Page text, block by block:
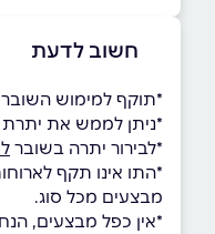
חשוב לדעת
*תוקף למימוש השובר- 5
*ניתן לממש את
*לבירור יתרה בשובר
*התו אינו תקף
מבצעים מכל סוג.
*אין כפל מבצעים,